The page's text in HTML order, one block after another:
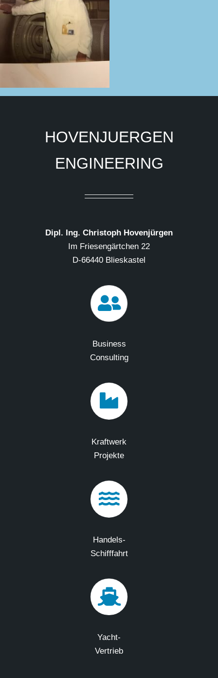
HOVENJUERGEN
ENGINEERING
Dipl. Ing. Christoph Hovenjürgen
Im Friesengärtchen 22
D-66440 Blieskastel
Business
Consulting
Kraftwerk
Projekte
Handels-
Schifffahrt
Yacht-
Vertrieb